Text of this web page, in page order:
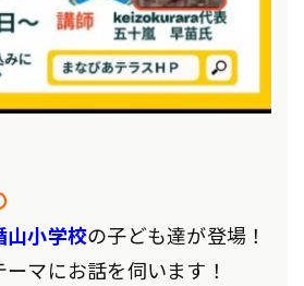
山小学校の子ども達が登場 ！
ーマにお話を伺います！